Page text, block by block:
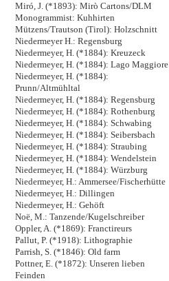
Miró, J. (*1893): Mirò Cartons/DLM
Monogrammist: Kuhhirten
Mützens/Trautson (Tirol): Holzschnitt
Niedermeyer H.: Regensburg
Niedermeyer, H. (*1884): Kreuzeck
Niedermeyer, H. (*1884): Lago Maggiore
Niedermeyer, H. (*1884):
Prunn/Altmühltal
Niedermeyer, H. (*1884): Regensburg
Niedermeyer, H. (*1884): Rothenburg
Niedermeyer, H. (*1884): Schwabing
Niedermeyer, H. (*1884): Seibersbach
Niedermeyer, H. (*1884): Straubing
Niedermeyer, H. (*1884): Wendelstein
Niedermeyer, H. (*1884): Würzburg
Niedermeyer, H.: Ammersee/Fischerhütte
Niedermeyer, H.: Dillingen
Niedermeyer, H.: Gehöft
Noë, M.: Tanzende/Kugelschreiber
Oppler, A. (*1869): Franctireurs
Pallut, P. (*1918): Lithographie
Parrish, S. (*1846): Old farm
Pottner, E. (*1872): Unseren lieben
Feinden